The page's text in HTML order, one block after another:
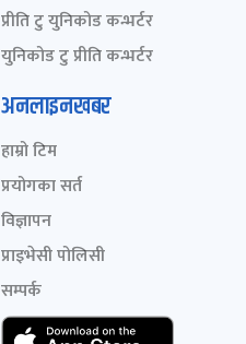
प्रीति टु युनिकोड कन्भर्टर
युनिकोड टु प्रीति कन्भर्टर
अनलाइनखबर
हाम्रो टिम
प्रयोगका सर्त
विज्ञापन
प्राइभेसी पोलिसी
सम्पर्क